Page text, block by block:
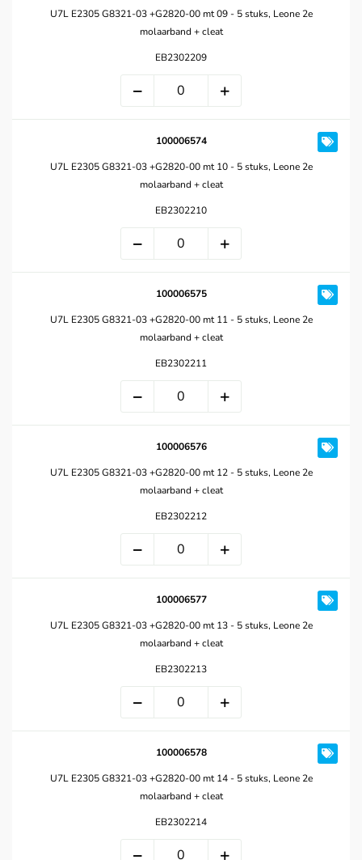
U7L E2305 G8321-03 +G2820-00 mt 09 - 5 stuks, Leone 2e
molaarband + cleat
EB2302209
100006574
U7L E2305 G8321-03 +G2820-00 mt 10 - 5 stuks, Leone 2e
molaarband + cleat
EB2302210
100006575
U7L E2305 G8321-03 +G2820-00 mt 11 - 5 stuks, Leone 2e
molaarband + cleat
EB2302211
100006576
U7L E2305 G8321-03 +G2820-00 mt 12 - 5 stuks, Leone 2e
molaarband + cleat
EB2302212
100006577
U7L E2305 G8321-03 +G2820-00 mt 13 - 5 stuks, Leone 2e
molaarband + cleat
EB2302213
100006578
U7L E2305 G8321-03 +G2820-00 mt 14 - 5 stuks, Leone 2e
molaarband + cleat
EB2302214